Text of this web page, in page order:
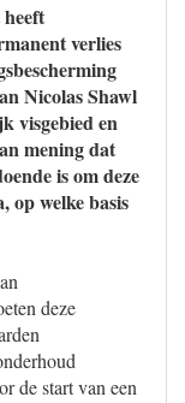
verlies
Nicolas Shawl
visgebied en
mening dat
is om deze
op welke basis
deze
de start van een